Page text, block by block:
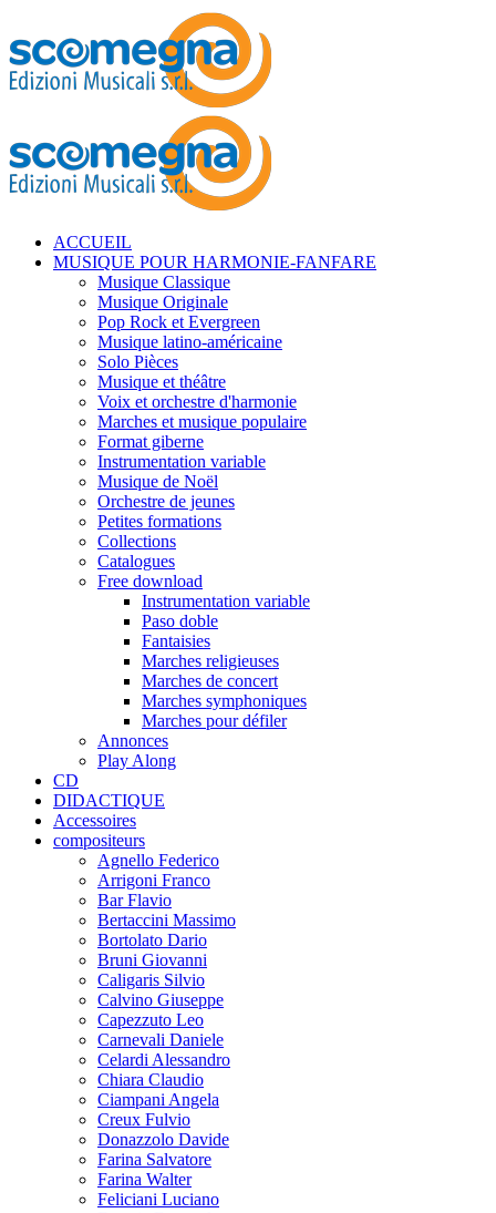
ACCUEIL
MUSIQUE POUR HARMONIE-FANFARE
Musique Classique
Musique Originale
Pop Rock et Evergreen
Musique latino-américaine
Solo Pièces
Musique et théâtre
Voix et orchestre d'harmonie
Marches et musique populaire
Format giberne
Instrumentation variable
Musique de Noël
Orchestre de jeunes
Petites formations
Collections
Catalogues
Free download
Instrumentation variable
Paso doble
Fantaisies
Marches religieuses
Marches de concert
Marches symphoniques
Marches pour défiler
Annonces
Play Along
CD
DIDACTIQUE
Accessoires
compositeurs
Agnello Federico
Arrigoni Franco
Bar Flavio
Bertaccini Massimo
Bortolato Dario
Bruni Giovanni
Caligaris Silvio
Calvino Giuseppe
Capezzuto Leo
Carnevali Daniele
Celardi Alessandro
Chiara Claudio
Ciampani Angela
Creux Fulvio
Donazzolo Davide
Farina Salvatore
Farina Walter
Feliciani Luciano